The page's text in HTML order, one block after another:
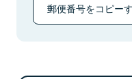
郵便番号をコピー